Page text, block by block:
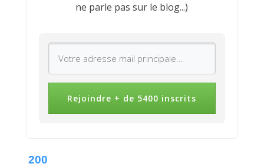
ne parle pas sur le blog...)
Rejoindre + de 5400 inscrits
200